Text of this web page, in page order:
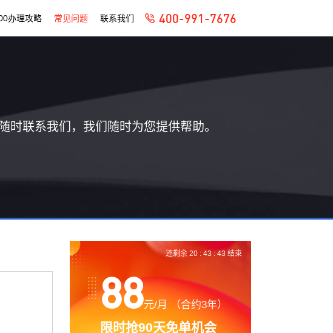
办理攻略 常见问题 联系我们 400-991-7676
联系我们，我们随时为您提供帮助。
88元/月 （合约3年）
限时抢90天免单机会
还剩余 20 : 43 :42 结束